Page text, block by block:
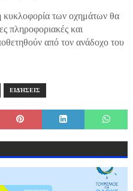
κυκλοφορία των οχημάτων θα
πληροφοριακές και
από τον ανάδοχο του
ΕΙΔΉΣΕΙΣ